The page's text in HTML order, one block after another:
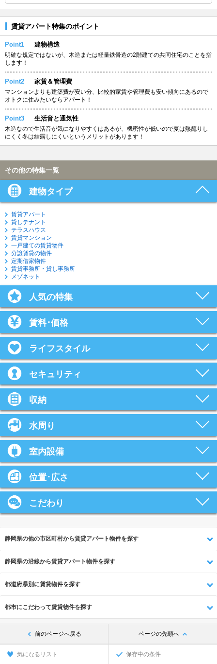
賃貸アパート特集のポイント
Point1 建物構造
明確な規定ではないが、木造または軽量鉄骨造の2階建ての共同住宅のことを指
します！
Point2 家賃＆管理費
マンションよりも建築費が安い分、比較的家賃や管理費も安い傾向にあるので
オトクに住みたいならアパート！
Point3 生活音と通気性
木造なので生活音が気になりやすくはあるが、機密性が低いので夏は熱籠りし
にくく冬は結露しにくいというメリットがあります！
その他の特集一覧
建物タイプ
賃貸アパート
貸しテナント
テラスハウス
賃貸マンション
一戸建ての賃貸物件
分譲賃貸の物件
定期借家物件
賃貸事務所・貸し事務所
メゾネット
人気の特集
賃料･価格
ライフスタイル
セキュリティ
収納
水周り
室内設備
位置･広さ
こだわり
静岡県の他の市区町村から賃貸アパート物件を探す
静岡県の沿線から賃貸アパート物件を探す
都道府県別に賃貸物件を探す
都市にこだわって賃貸物件を探す
前のページへ戻る ページの先頭へ
気になるリスト 保存中の条件